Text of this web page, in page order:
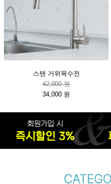
스텐 거위목수전
42,000 원
34,000 원